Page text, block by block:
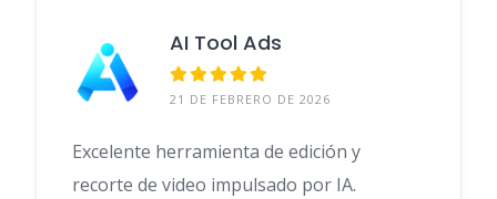
k
n m
AI Tool Ads
21 DE FEBRERO DE 2026
Excelente herramienta de edición y
recorte de video impulsado por IA.